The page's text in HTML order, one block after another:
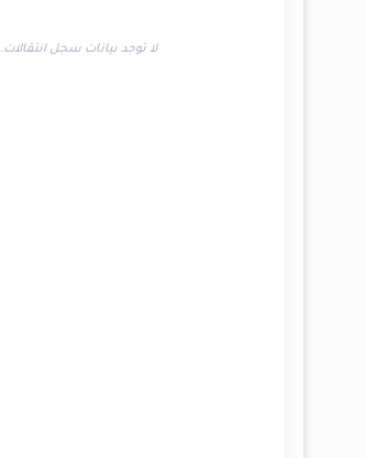
لا توجد بيانات سجل انتقالات.